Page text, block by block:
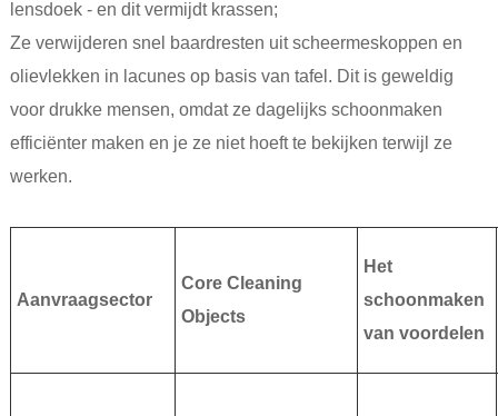
lensdoek - en dit vermijdt krassen;
Ze verwijderen snel baardresten uit scheermeskoppen en
olievlekken in lacunes op basis van tafel. Dit is geweldig
voor drukke mensen, omdat ze dagelijks schoonmaken
efficiënter maken en je ze niet hoeft te bekijken terwijl ze
werken.
Aanvraagsector
Core Cleaning
Objects
Het
schoonmaken
van voordelen